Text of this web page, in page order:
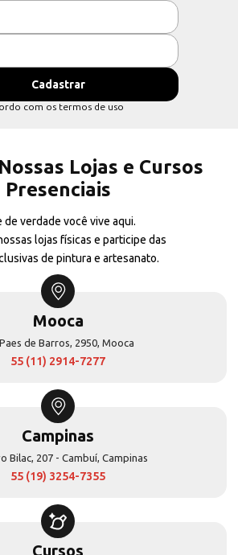
com os termos de uso
Lojas e Cursos
Presenciais
de verdade você vive aqui.
lojas físicas e participe das
de pintura e artesanato.
Mooca
de Barros, 2950, Mooca
55 (11) 2914-7277
Campinas
Bilac, 207 - Cambuí, Campinas
55 (19) 3254-7355
Cursos